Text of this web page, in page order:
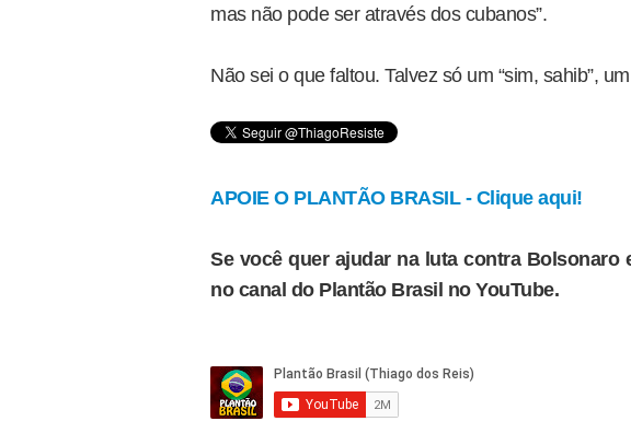
mas não pode ser através dos cubanos”.
Não sei o que faltou. Talvez só um “sim, sahib”,
APOIE O PLANTÃO BRASIL - Clique aqui!
Se você quer ajudar na luta contra Bolsonaro
no canal do Plantão Brasil no YouTube.